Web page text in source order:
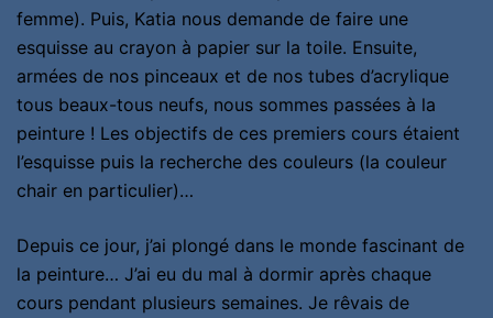
femme). Puis, Katia nous demande de faire une
esquisse au crayon à papier sur la toile. Ensuite,
armées de nos pinceaux et de nos tubes d’acrylique
tous beaux-tous neufs, nous sommes passées à la
peinture ! Les objectifs de ces premiers cours étaient
l’esquisse puis la recherche des couleurs (la couleur
chair en particulier)…
Depuis ce jour, j’ai plongé dans le monde fascinant de
la peinture… J’ai eu du mal à dormir après chaque
cours pendant plusieurs semaines. Je rêvais de